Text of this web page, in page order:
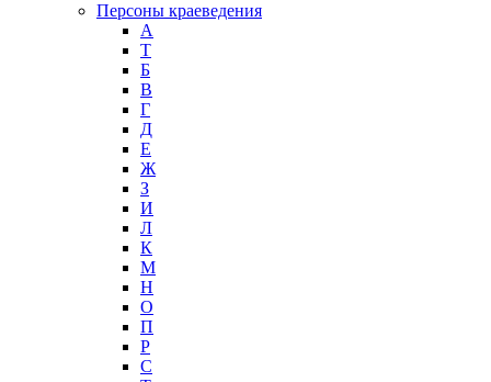
Персоны краеведения
А
T
Б
В
Г
Д
Е
Ж
З
И
Л
К
М
Н
О
П
Р
С